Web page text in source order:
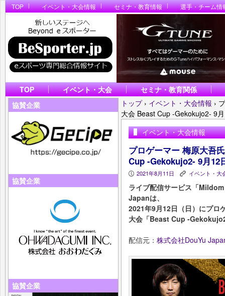
TOP イベント・大会情報 セミナ・教育情報 選手・チーム情
TOP イベント・大会
セミナ・教育関係
協賛企業
協賛企業
協賛企業
トップ › イベント・大会情報 ›
大会 Beast Cup -Gekokujo2- 9
イベント・大会情報
プロゲーマー 梅原大吾
Cup -Gekokujo2- 9月12
P 2021年8月11日 K イベント・大
ライブ配信サービス「
Japanは、
2021年9月12日（日）にプロ
大会「Beast Cup -
配信元： 株式会社DouYu